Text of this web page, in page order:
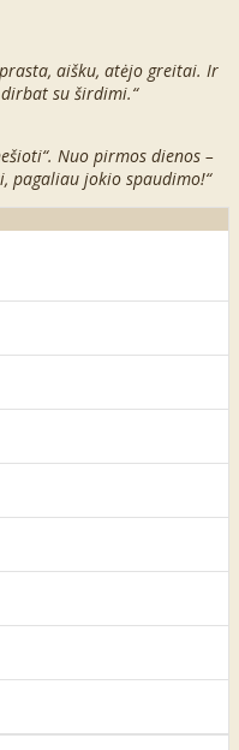
aišku, atėjo greitai. Ir
su širdimi.“
Nuo pirmos dienos –
pagaliau jokio spaudimo!“